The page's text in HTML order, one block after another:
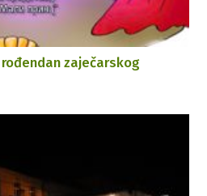
zaječarskog